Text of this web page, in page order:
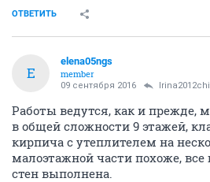
ОТВЕТИТЬ
E
elena05ngs
member
09 сентября 2016
Работы ведутся, как и прежде,
в общей сложности 9 этажей,
кирпича с утеплителем на
малоэтажной части похоже, все
стен выполнена.